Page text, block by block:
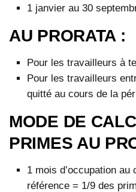
1 janvier au 30
AU PRORATA :
Pour les travailleurs à
Pour les travailleurs
quitté au cours de la
MODE DE
PRIMES AU
1 mois d’occupation
référence = 1/9 des